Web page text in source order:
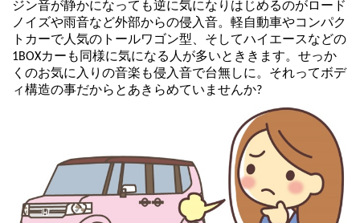
ジン音が静かになっても逆に気になりはじめるのがロード
ノイズや雨音など外部からの侵入音。軽自動車やコンパク
トカーで人気のトールワゴン型、そしてハイエースなどの
1BOXカーも同様に気になる人が多いとききます。せっか
くのお気に入りの音楽も侵入音で台無しに。それってボデ
ィ構造の事だからとあきらめていませんか?